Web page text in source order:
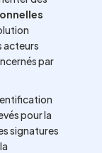
acteurs
par
pour la
signatures